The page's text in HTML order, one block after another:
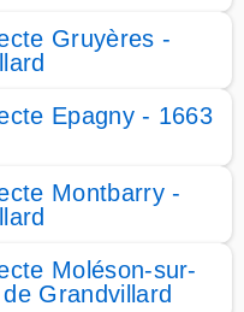
Gruyères -
Epagny - 1663
Montbarry -
Moléson-sur-
Grandvillard